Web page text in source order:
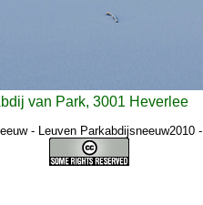
van Park, 3001 Heverlee
- Leuven Parkabdijsneeuw2010-